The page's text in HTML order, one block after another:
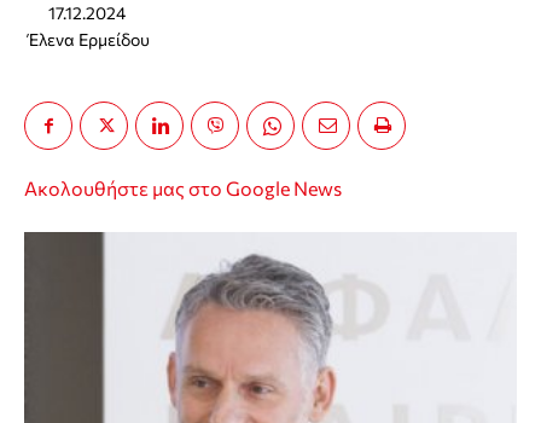
17.12.2024
Έλενα Ερμείδου
Ακολουθήστε μας στο Google News